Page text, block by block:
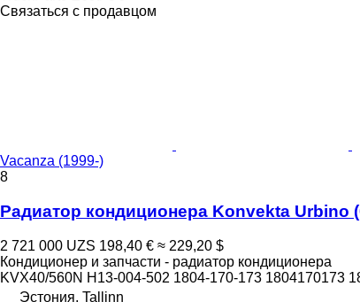
Связаться с продавцом
Vacanza (1999-)
8
Радиатор кондиционера Konvekta Urbino
2 721 000 UZS 198,40 € ≈ 229,20 $
Кондиционер и запчасти - радиатор кондиционера
KVX40/560N H13-004-502 1804-170-173 1804170173
Эстония, Tallinn